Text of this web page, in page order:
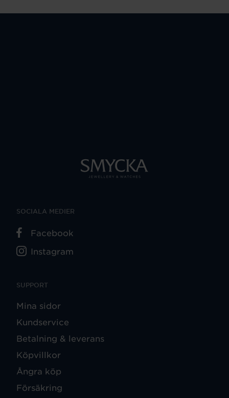
SUPPORT
Mina sidor
Kundservice
Betalning & leverans
Köpvillkor
Ångra köp
Försäkring
SOCIALA MEDIER
Facebook
Instagram